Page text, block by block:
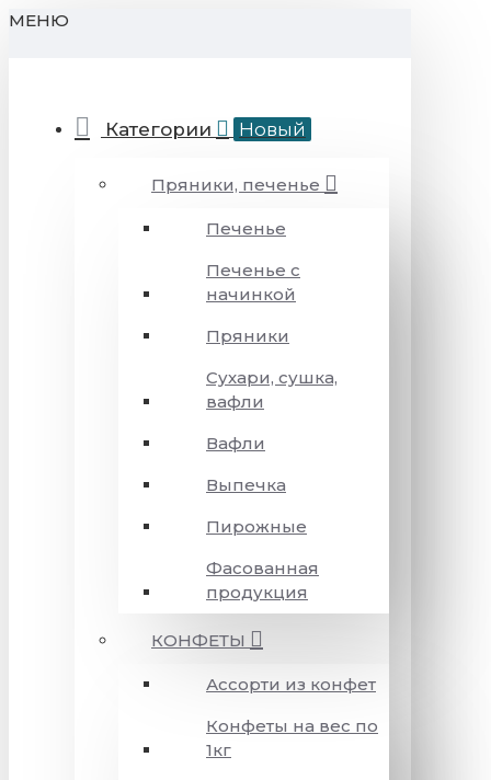
МЕНЮ
Категории Новый
Пряники, печенье
Печенье
Печенье с
начинкой
Пряники
Сухари, сушка,
вафли
Вафли
Выпечка
Пирожные
Фасованная
продукция
КОНФЕТЫ
Ассорти из конфет
Конфеты на вес по
1кг